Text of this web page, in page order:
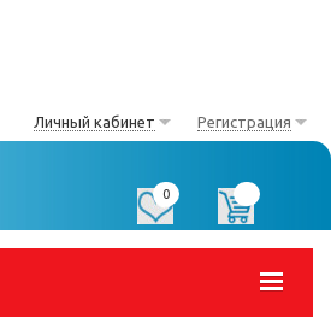
Личный кабинет Регистрация
0